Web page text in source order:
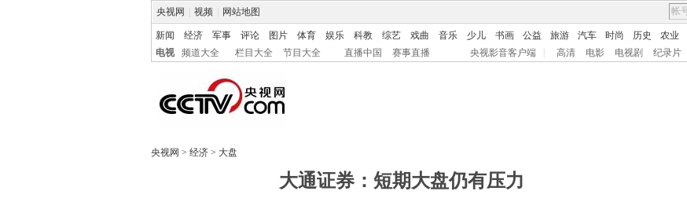
央视网 视频 网站地图
新闻 经济 军事 评论 图片 体育 娱乐 科教 综艺 戏曲 音乐 少儿 书画 公益 旅游 汽车 时尚 历史 农业
电视
频道大全 栏目大全 节目大全 直播中国 赛事直播 央视影音客户端 高清 电影 电视剧 纪录片
央视网 > 经济 > 大盘
大通证券：短期大盘仍有压力